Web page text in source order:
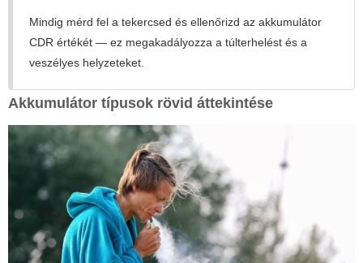
Mindig mérd fel a tekercsed és ellenőrizd az akkumulátor
CDR értékét — ez megakadályozza a túlterhelést és a
veszélyes helyzeteket.
Akkumulátor típusok rövid áttekintése